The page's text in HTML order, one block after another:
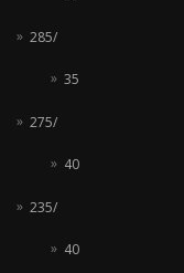
285/
35
275/
40
235/
40